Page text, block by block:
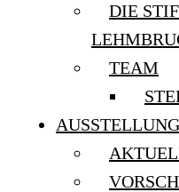
DIE
TEAM